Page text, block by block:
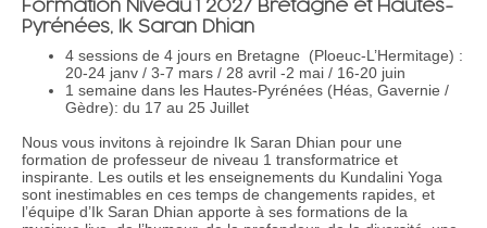
Formation Niveau 1 2027 Bretagne et Hautes-
Pyrénées, Ik Saran Dhian
4 sessions de 4 jours en Bretagne (Ploeuc-L’Hermitage) :
20-24 janv / 3-7 mars / 28 avril -2 mai / 16-20 juin
1 semaine dans les Hautes-Pyrénées (Héas, Gavernie /
Gèdre): du 17 au 25 Juillet
Nous vous invitons à rejoindre Ik Saran Dhian pour une
formation de professeur de niveau 1 transformatrice et
inspirante. Les outils et les enseignements du Kundalini Yoga
sont inestimables en ces temps de changements rapides, et
l’équipe d’Ik Saran Dhian apporte à ses formations de la